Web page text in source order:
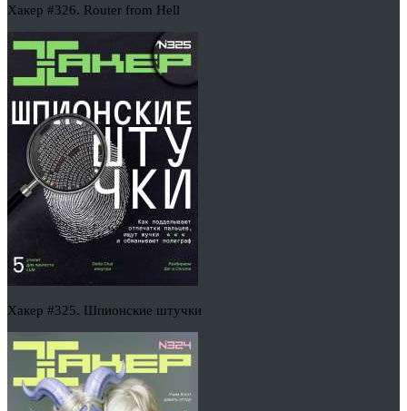
Хакер #326. Router from Hell
Хакер #325. Шпионские штучки